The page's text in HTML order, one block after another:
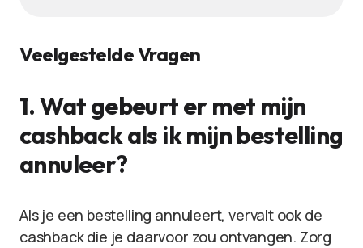
Veelgestelde Vragen
1. Wat gebeurt er met mijn
cashback als ik mijn bestelling
annuleer?
Als je een bestelling annuleert, vervalt ook de
cashback die je daarvoor zou ontvangen. Zorg